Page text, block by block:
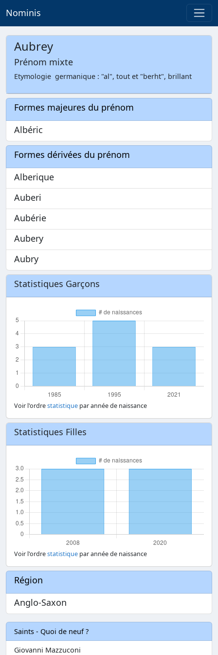
Nominis
Aubrey
Prénom mixte
Etymologie germanique : "al", tout et "berht", brillant
Formes majeures du prénom
Albéric
Formes dérivées du prénom
Alberique
Auberi
Aubérie
Aubery
Aubry
Statistiques Garçons
Voir l'ordrestatistique par année de naissance
Statistiques Filles
Voir l'ordrestatistique par année de naissance
Région
Anglo-Saxon
Saints - Quoi de neuf ?
Giovanni Mazzuconi